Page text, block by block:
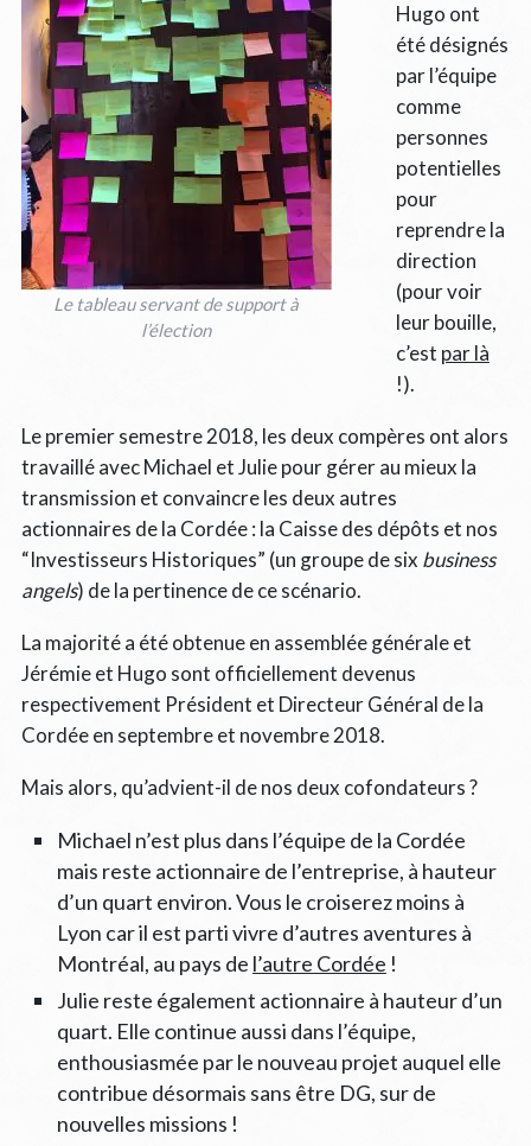
Le tableau servant de support à
l’élection
Hugo ont
été désignés
par l’équipe
comme
personnes
potentielles
pour
reprendre la
direction
(pour voir
leur bouille,
c’est par là
!).
Le premier semestre 2018, les deux compères ont alors
travaillé avec Michael et Julie pour gérer au mieux la
transmission et convaincre les deux autres
actionnaires de la Cordée : la Caisse des dépôts et nos
“Investisseurs Historiques” (un groupe de six business
angels) de la pertinence de ce scénario.
La majorité a été obtenue en assemblée générale et
Jérémie et Hugo sont officiellement devenus
respectivement Président et Directeur Général de la
Cordée en septembre et novembre 2018.
Mais alors, qu’advient-il de nos deux cofondateurs ?
Michael n’est plus dans l’équipe de la Cordée
mais reste actionnaire de l’entreprise, à hauteur
d’un quart environ. Vous le croiserez moins à
Lyon car il est parti vivre d’autres aventures à
Montréal, au pays de l’autre Cordée !
Julie reste également actionnaire à hauteur d’un
quart. Elle continue aussi dans l’équipe,
enthousiasmée par le nouveau projet auquel elle
contribue désormais sans être DG, sur de
nouvelles missions !